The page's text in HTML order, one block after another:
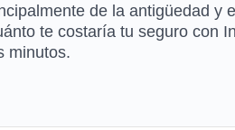
de la antigüedad
te costaría tu seguro con
minutos.